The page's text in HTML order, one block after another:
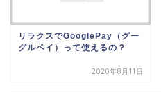
リラクスでGooglePay（グー
グルペイ）って使えるの？
2020年8月11日